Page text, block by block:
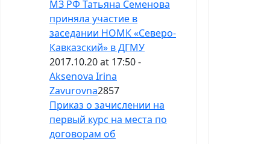
МЗ РФ Татьяна Семенова
приняла участие в
заседании НОМК «Северо-
Кавказский» в ДГМУ
2017.10.20 at 17:50 -
Aksenova Irina
Zavurovna2857
Приказ о зачислении на
первый курс на места по
договорам об